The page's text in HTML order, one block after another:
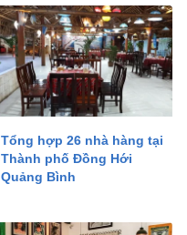
Tổng hợp 26 nhà hàng tại
Thành phố Đồng Hới
Quảng Bình